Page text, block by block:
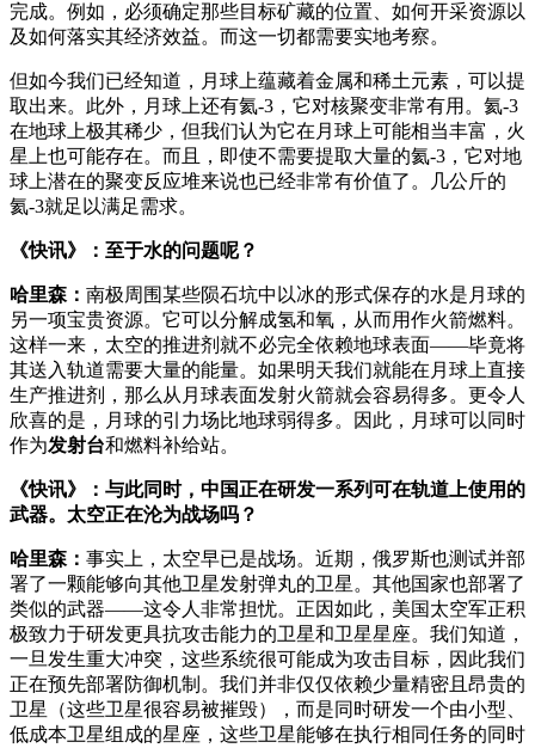
完成。例如，必须确定那些目标矿藏的位置、如何开采资源以
及如何落实其经济效益。而这一切都需要实地考察。
但如今我们已经知道，月球上蕴藏着金属和稀土元素，可以提
取出来。此外，月球上还有氦-3，它对核聚变非常有用。氦-3
在地球上极其稀少，但我们认为它在月球上可能相当丰富，火
星上也可能存在。而且，即使不需要提取大量的氦-3，它对地
球上潜在的聚变反应堆来说也已经非常有价值了。几公斤的
氦-3就足以满足需求。
《快讯》：至于水的问题呢？
哈里森： 南极周围某些陨石坑中以冰的形式保存的水是月球的
另一项宝贵资源。它可以分解成氢和氧，从而用作火箭燃料。
这样一来，太空的推进剂就不必完全依赖地球表面——毕竟将
其送入轨道需要大量的能量。如果明天我们就能在月球上直接
生产推进剂，那么从月球表面发射火箭就会容易得多。更令人
欣喜的是，月球的引力场比地球弱得多。因此，月球可以同时
作为发射台和燃料补给站。
《快讯》：与此同时，中国正在研发一系列可在轨道上使用的
武器。太空正在沦为战场吗？
哈里森： 事实上，太空早已是战场。近期，俄罗斯也测试并部
署了一颗能够向其他卫星发射弹丸的卫星。其他国家也部署了
类似的武器——这令人非常担忧。正因如此，美国太空军正积
极致力于研发更具抗攻击能力的卫星和卫星星座。我们知道，
一旦发生重大冲突，这些系统很可能成为攻击目标，因此我们
正在预先部署防御机制。我们并非仅仅依赖少量精密且昂贵的
卫星（这些卫星很容易被摧毁），而是同时研发一个由小型、
低成本卫星组成的星座，这些卫星能够在执行相同任务的同时